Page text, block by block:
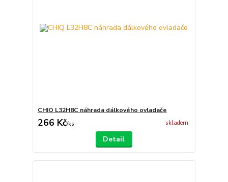
CHIQ L32H8C náhrada dálkového ovladače
266 Kč/ks skladem
Detail